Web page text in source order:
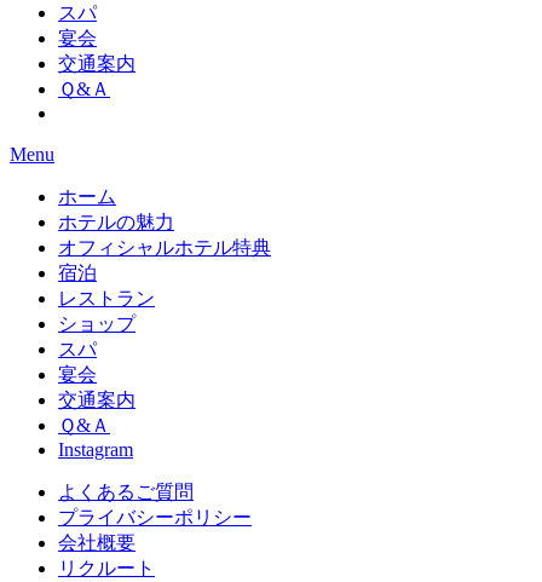
スパ
宴会
交通案内
Ｑ&Ａ
Menu
ホーム
ホテルの魅力
オフィシャルホテル特典
宿泊
レストラン
ショップ
スパ
宴会
交通案内
Ｑ&Ａ
Instagram
よくあるご質問
プライバシーポリシー
会社概要
リクルート